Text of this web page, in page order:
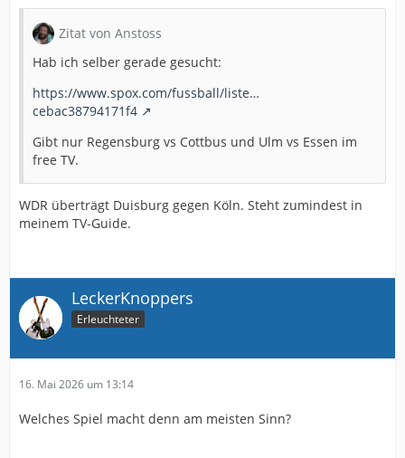
Zitat von Anstoss
Hab ich selber gerade gesucht:
https://www.spox.com/fussball/liste…
cebac38794171f4
Gibt nur Regensburg vs Cottbus und Ulm vs Essen im
free TV.
WDR überträgt Duisburg gegen Köln. Steht zumindest in
meinem TV-Guide.
LeckerKnoppers
Erleuchteter
16. Mai 2026 um 13:14
Welches Spiel macht denn am meisten Sinn?